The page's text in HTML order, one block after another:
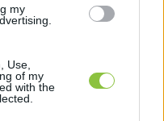
my
Use,
of my
with the
Minisztérium
Romulusz volt
kapcsolatos